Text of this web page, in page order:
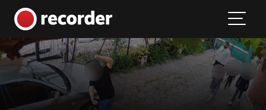
Skip to content
Main Navigation